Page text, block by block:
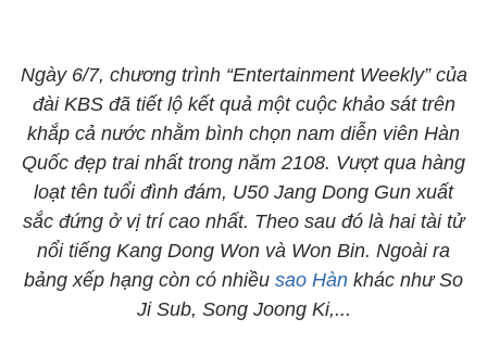
Ngày 6/7, chương trình “Entertainment Weekly” của
đài KBS đã tiết lộ kết quả một cuộc khảo sát trên
khắp cả nước nhằm bình chọn nam diễn viên Hàn
Quốc đẹp trai nhất trong năm 2108. Vượt qua hàng
loạt tên tuổi đình đám, U50 Jang Dong Gun xuất
sắc đứng ở vị trí cao nhất. Theo sau đó là hai tài tử
nổi tiếng Kang Dong Won và Won Bin. Ngoài ra
bảng xếp hạng còn có nhiều sao Hàn khác như So
Ji Sub, Song Joong Ki,...